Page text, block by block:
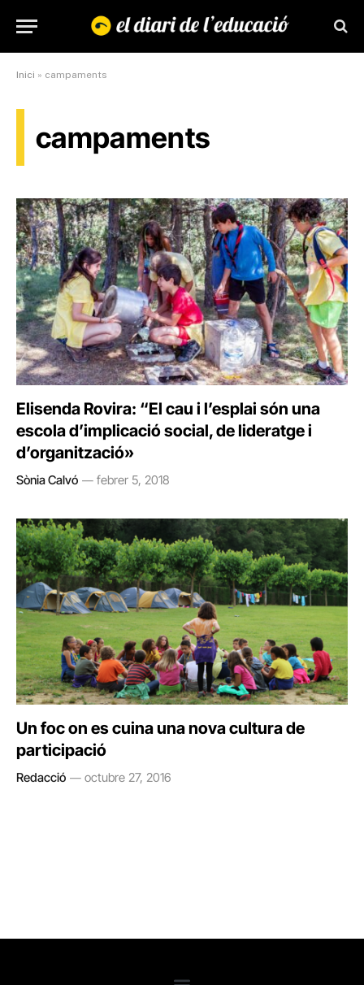
Inici » campaments
campaments
Elisenda Rovira: “El cau i l’esplai són una
escola d’implicació social, de lideratge i
d’organització»
Sònia Calvó febrer 5, 2018
Un foc on es cuina una nova cultura de
participació
Redacció octubre 27, 2016